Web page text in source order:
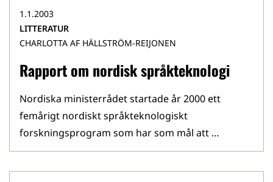
Rapport om nordisk språkteknologi
1.1.2003
LITTERATUR
CHARLOTTA AF HÄLLSTRÖM-REIJONEN
Nordiska ministerrådet startade år 2000 ett
femårigt nordiskt språkteknologiskt
forskningsprogram som har som mål att …